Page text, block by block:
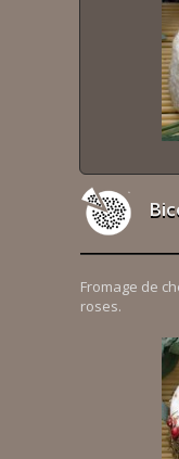
Fromage de
roses.